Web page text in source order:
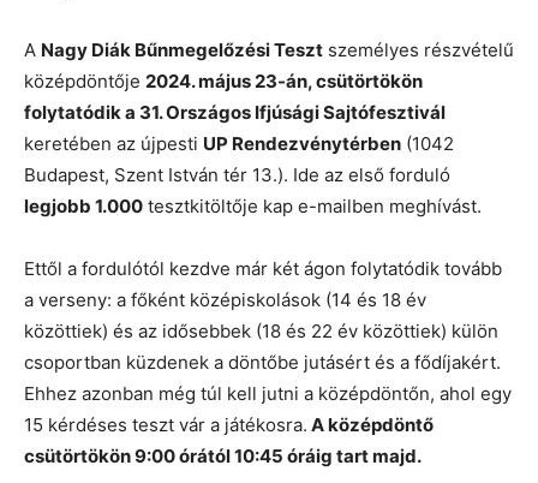
A Nagy Diák Bűnmegelőzési Teszt személyes részvételű
középdöntője 2024. május 23-án, csütörtökön
folytatódik a 31. Országos Ifjúsági Sajtófesztivál
keretében az újpesti UP Rendezvénytérben (1042
Budapest, Szent István tér 13.). Ide az első forduló
legjobb 1.000 tesztkitöltője kap e-mailben meghívást.
Ettől a fordulótól kezdve már két ágon folytatódik tovább
a verseny: a főként középiskolások (14 és 18 év
közöttiek) és az idősebbek (18 és 22 év közöttiek) külön
csoportban küzdenek a döntőbe jutásért és a fődíjakért.
Ehhez azonban még túl kell jutni a középdöntőn, ahol egy
15 kérdéses teszt vár a játékosra. A középdöntő
csütörtökön 9:00 órától 10:45 óráig tart majd.